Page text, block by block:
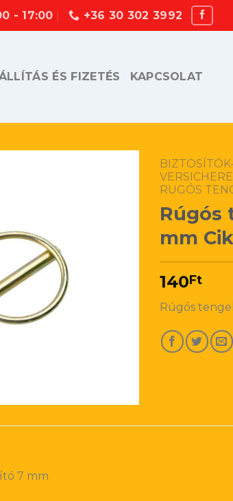
- 17:00 +36 30 302 3992
ÉS FIZETÉS KAPCSOLAT
RUGÓS
Rúgós
mm
140Ft
Rúgós
7 mm